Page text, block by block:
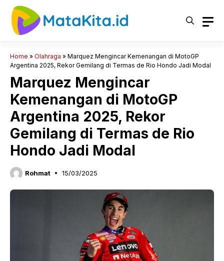
Langsung
Home » Olahraga » Marquez Mengincar Kemenangan di MotoGP
Argentina 2025, Rekor Gemilang di Termas de Rio Hondo Jadi Modal
Marquez Mengincar
Kemenangan di MotoGP
Argentina 2025, Rekor
Gemilang di Termas de Rio
Hondo Jadi Modal
Rohmat 15/03/2025